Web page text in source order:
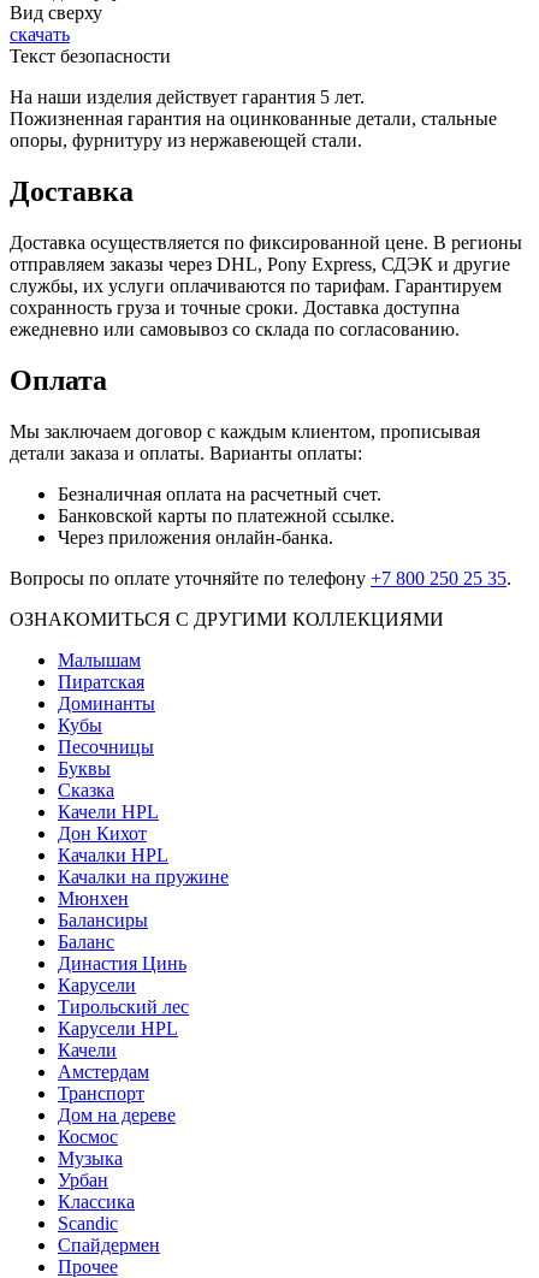
Вид сверху
скачать
Текст безопасности
На наши изделия действует гарантия 5 лет.
Пожизненная гарантия на оцинкованные детали, стальные
опоры, фурнитуру из нержавеющей стали.
Доставка
Доставка осуществляется по фиксированной цене. В регионы
отправляем заказы через DHL, Pony Express, СДЭК и другие
службы, их услуги оплачиваются по тарифам. Гарантируем
сохранность груза и точные сроки. Доставка доступна
ежедневно или самовывоз со склада по согласованию.
Оплата
Мы заключаем договор с каждым клиентом, прописывая
детали заказа и оплаты. Варианты оплаты:
Безналичная оплата на расчетный счет.
Банковской карты по платежной ссылке.
Через приложения онлайн-банка.
Вопросы по оплате уточняйте по телефону +7 800 250 25 35.
ОЗНАКОМИТЬСЯ С ДРУГИМИ КОЛЛЕКЦИЯМИ
Малышам
Пиратская
Доминанты
Кубы
Песочницы
Буквы
Сказка
Качели HPL
Дон Кихот
Качалки HPL
Качалки на пружине
Мюнхен
Балансиры
Баланс
Династия Цинь
Карусели
Тирольский лес
Карусели HPL
Качели
Амстердам
Транспорт
Дом на дереве
Космос
Музыка
Урбан
Классика
Scandic
Спайдермен
Прочее